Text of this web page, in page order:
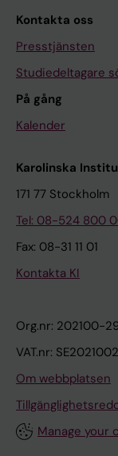
Kontakta oss
Presstjänsten
Studiedeltagare
På gång
Kalender
Karolinska
171 77 Stockholm
Tel: 08-524 800
Fax: 08-31 11 01
Kontakta KI
Org.nr: 202100-
VAT.nr:
Om webbplatsen
Manage your